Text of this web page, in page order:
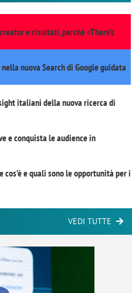
e risultati, perché «There’s
nuova Search di Google guidata
italiani della nuova ricerca di
e conquista le audience in
e quali sono le opportunità per i
VEDI TUTTE